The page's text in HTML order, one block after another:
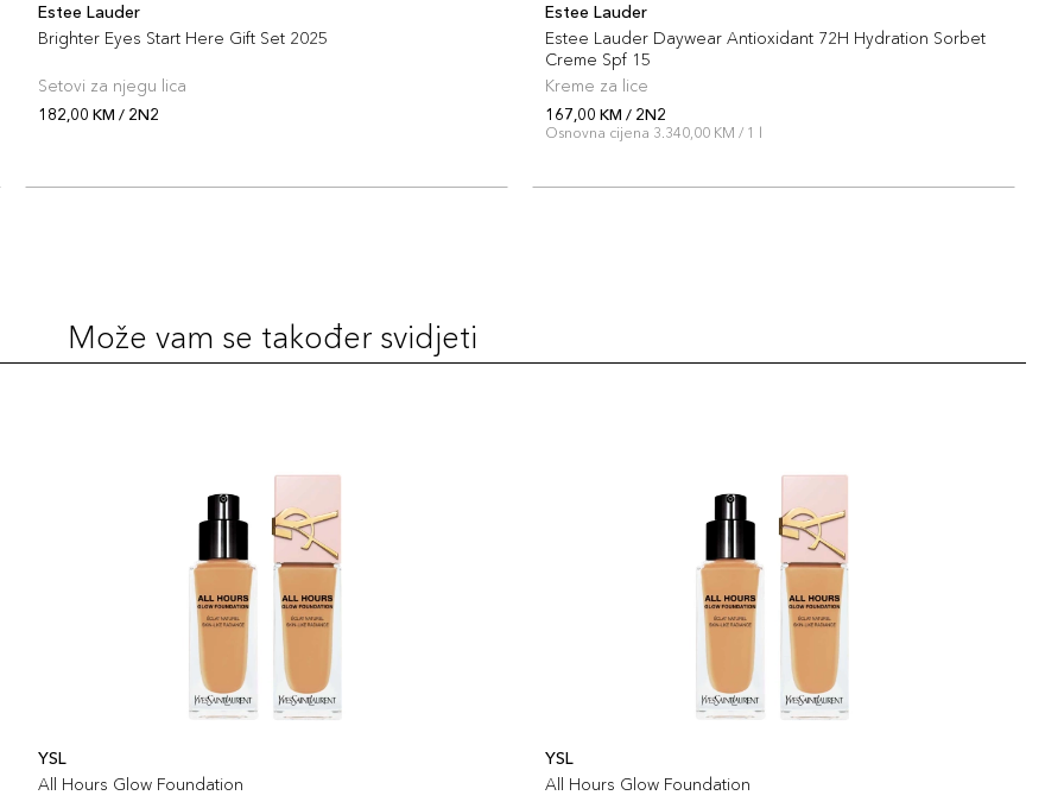
Estee Lauder
Brighter Eyes Start Here Gift Set 2025
Setovi za njegu lica
182,00 KM / 2N2
Estee Lauder
Estee Lauder Daywear Antioxidant 72H Hydration Sorbet
Creme Spf 15
Kreme za lice
167,00 KM / 2N2
Osnovna cijena 3.340,00 KM / 1 l
Može vam se također svidjeti
YSL
All Hours Glow Foundation
YSL
All Hours Glow Foundation